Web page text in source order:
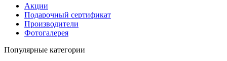
Акции
Подарочный сертификат
Производители
Фотогалерея
Популярные категории